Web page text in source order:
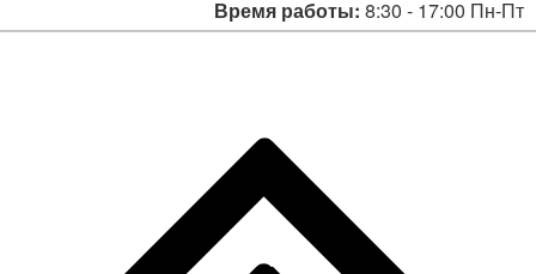
Время работы: 8:30 - 17:00 Пн-Пт